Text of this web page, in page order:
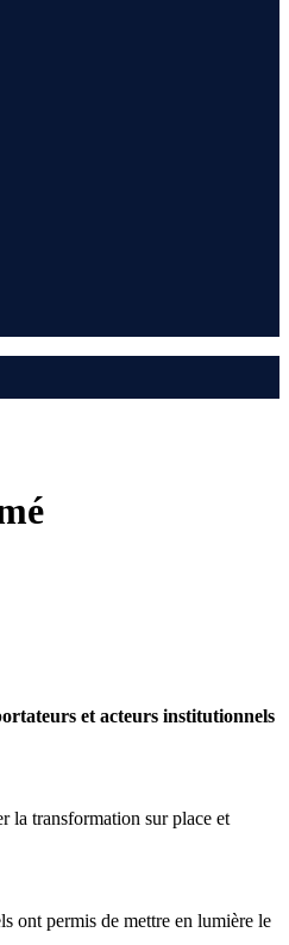
et acteurs institutionnels
la transformation sur place et
ont permis de mettre en lumière le